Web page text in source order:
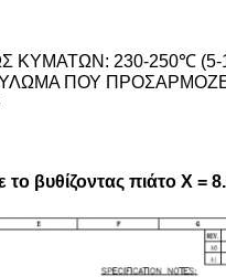
230-250℃ (5-10
ΠΟΥ
βυθίζοντας πιάτο Χ =